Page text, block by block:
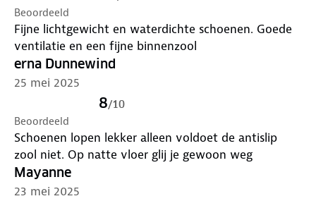
Beoordeeld
Fijne lichtgewicht en waterdichte schoenen. Goede
ventilatie en een fijne binnenzool
erna Dunnewind
25 mei 2025
8/10
Beoordeeld
Schoenen lopen lekker alleen voldoet de antislip
zool niet. Op natte vloer glij je gewoon weg
Mayanne
23 mei 2025